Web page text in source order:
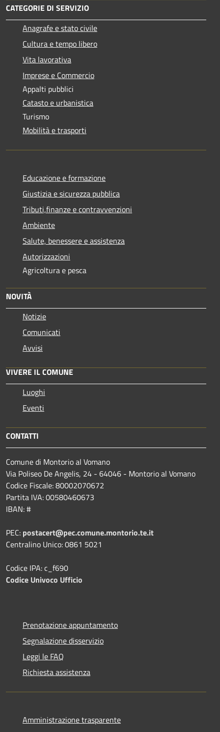
CATEGORIE DI SERVIZIO
Anagrafe e stato civile
Cultura e tempo libero
Vita lavorativa
Imprese e Commercio
Appalti pubblici
Catasto e urbanistica
Turismo
Mobilità e trasporti
Educazione e formazione
Giustizia e sicurezza pubblica
Tributi,finanze e contravvenzioni
Ambiente
Salute, benessere e assistenza
Autorizzazioni
Agricoltura e pesca
NOVITÀ
Notizie
Comunicati
Avvisi
VIVERE IL COMUNE
Luoghi
Eventi
CONTATTI
Comune di Montorio al Vomano
Via Poliseo De Angelis, 24 - 64046 - Montorio al Vomano
Codice Fiscale: 80002070672
Partita IVA: 00580460673
IBAN: #
PEC: postacert@pec.comune.montorio.te.it
Centralino Unico: 0861 5021
Codice IPA: c_f690
Codice Univoco Ufficio
Prenotazione appuntamento
Segnalazione disservizio
Leggi le FAQ
Richiesta assistenza
Amministrazione trasparente